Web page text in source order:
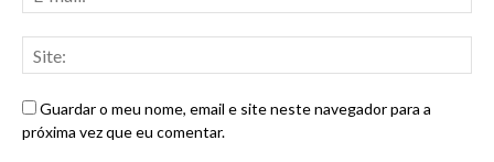
Guardar o meu nome, email e site neste navegador para a
próxima vez que eu comentar.